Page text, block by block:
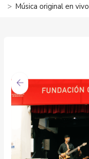
Música original en vivo